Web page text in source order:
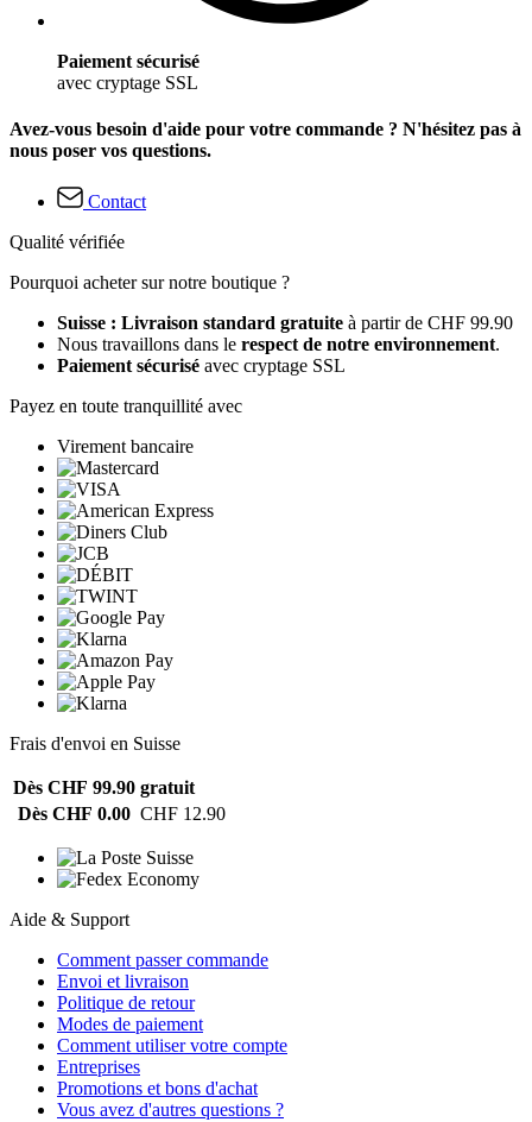
Paiement sécurisé
avec cryptage SSL
Avez-vous besoin d'aide pour votre commande ? N'hésitez pas à
nous poser vos questions.
Contact
Qualité vérifiée
Pourquoi acheter sur notre boutique ?
Suisse : Livraison standard gratuite à partir de CHF 99.90
Nous travaillons dans le respect de notre environnement.
Paiement sécurisé avec cryptage SSL
Payez en toute tranquillité avec
Virement bancaire
Frais d'envoi en Suisse
Dès CHF 99.90 gratuit
Dès CHF 0.00 CHF 12.90
Aide & Support
Comment passer commande
Envoi et livraison
Politique de retour
Modes de paiement
Comment utiliser votre compte
Entreprises
Promotions et bons d'achat
Vous avez d'autres questions ?